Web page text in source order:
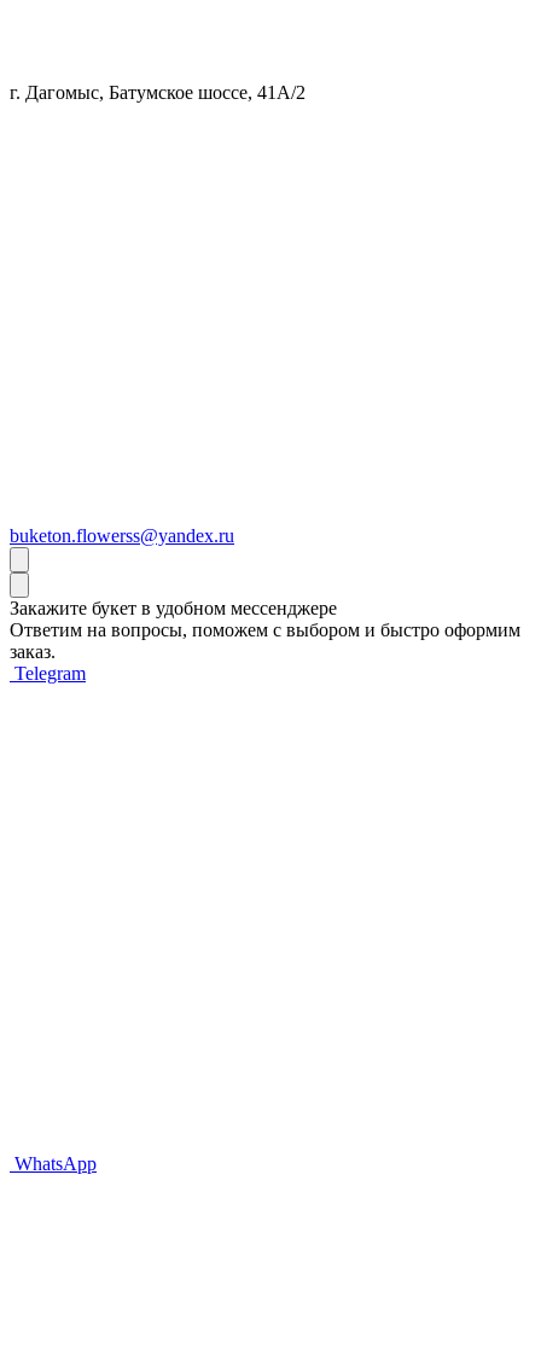
г. Дагомыс, Батумское шоссе, 41А/2
buketon.flowerss@yandex.ru
Закажите букет в удобном мессенджере
Ответим на вопросы, поможем с выбором и быстро оформим
заказ.
Telegram
WhatsApp